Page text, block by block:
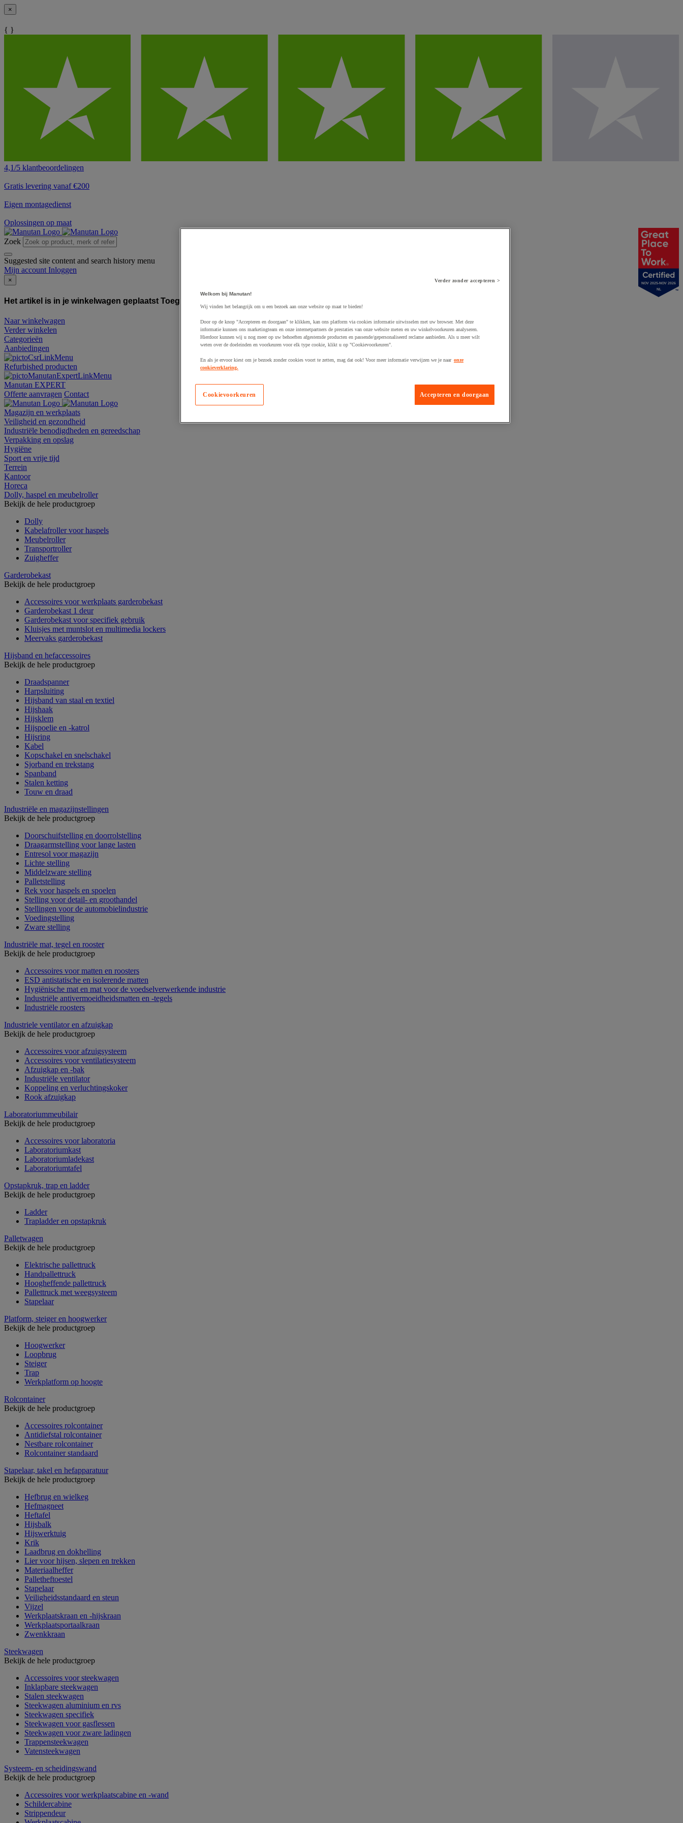
×
{ }
4,1/5 klantbeoordelingen
Gratis levering vanaf €200
Eigen montagedienst
Oplossingen op maat
Zoek
Suggested site content and search history menu
Mijn account Inloggen
×
Het artikel is in je winkelwagen geplaatst Toegevoegd aan winkelwagen
Naar winkelwagen
Verder winkelen
Categorieën
Aanbiedingen
Refurbished producten
Manutan EXPERT
Offerte aanvragen Contact
Magazijn en werkplaats
Veiligheid en gezondheid
Industriële benodigdheden en gereedschap
Verpakking en opslag
Hygiëne
Sport en vrije tijd
Terrein
Kantoor
Horeca
Dolly, haspel en meubelroller
Bekijk de hele productgroep
Dolly
Kabelafroller voor haspels
Meubelroller
Transportroller
Zuigheffer
Garderobekast
Bekijk de hele productgroep
Accessoires voor werkplaats garderobekast
Garderobekast 1 deur
Garderobekast voor specifiek gebruik
Kluisjes met muntslot en multimedia lockers
Meervaks garderobekast
Hijsband en hefaccessoires
Bekijk de hele productgroep
Draadspanner
Harpsluiting
Hijsband van staal en textiel
Hijshaak
Hijsklem
Hijspoelie en -katrol
Hijsring
Kabel
Kopschakel en snelschakel
Sjorband en trekstang
Spanband
Stalen ketting
Touw en draad
Industriële en magazijnstellingen
Bekijk de hele productgroep
Doorschuifstelling en doorrolstelling
Draagarmstelling voor lange lasten
Entresol voor magazijn
Lichte stelling
Middelzware stelling
Palletstelling
Rek voor haspels en spoelen
Stelling voor detail- en groothandel
Stellingen voor de automobielindustrie
Voedingstelling
Zware stelling
Industriële mat, tegel en rooster
Bekijk de hele productgroep
Accessoires voor matten en roosters
ESD antistatische en isolerende matten
Hygiënische mat en mat voor de voedselverwerkende industrie
Industriële antivermoeidheidsmatten en -tegels
Industriële roosters
Industriele ventilator en afzuigkap
Bekijk de hele productgroep
Accessoires voor afzuigsysteem
Accessoires voor ventilatiesysteem
Afzuigkap en -bak
Industriële ventilator
Koppeling en verluchtingskoker
Rook afzuigkap
Laboratoriummeubilair
Bekijk de hele productgroep
Accessoires voor laboratoria
Laboratoriumkast
Laboratoriumladekast
Laboratoriumtafel
Opstapkruk, trap en ladder
Bekijk de hele productgroep
Ladder
Trapladder en opstapkruk
Palletwagen
Bekijk de hele productgroep
Elektrische pallettruck
Handpallettruck
Hoogheffende pallettruck
Pallettruck met weegsysteem
Stapelaar
Platform, steiger en hoogwerker
Bekijk de hele productgroep
Hoogwerker
Loopbrug
Steiger
Trap
Werkplatform op hoogte
Rolcontainer
Bekijk de hele productgroep
Accessoires rolcontainer
Antidiefstal rolcontainer
Nestbare rolcontainer
Rolcontainer standaard
Stapelaar, takel en hefapparatuur
Bekijk de hele productgroep
Hefbrug en wielkeg
Hefmagneet
Heftafel
Hijsbalk
Hijswerktuig
Krik
Laadbrug en dokhelling
Lier voor hijsen, slepen en trekken
Materiaalheffer
Palletheftoestel
Stapelaar
Veiligheidsstandaard en steun
Vijzel
Werkplaatskraan en -hijskraan
Werkplaatsportaalkraan
Zwenkkraan
Steekwagen
Bekijk de hele productgroep
Accessoires voor steekwagen
Inklapbare steekwagen
Stalen steekwagen
Steekwagen aluminium en rvs
Steekwagen specifiek
Steekwagen voor gasflessen
Steekwagen voor zware ladingen
Trappensteekwagen
Vatensteekwagen
Systeem- en scheidingswand
Bekijk de hele productgroep
Accessoires voor werkplaatscabine en -wand
Schildercabine
Strippendeur
NOV 2025-NOV 2026
NL
Verder zonder accepteren >
Welkom bij Manutan!
Wij vinden het belangrijk om u een bezoek aan onze website op maat te bieden!
Door op de knop "Accepteren en doorgaan" te klikken, kan ons platform via cookies informatie uitwisselen met uw browser. Met deze
informatie kunnen ons marketingteam en onze internetpartners de prestaties van onze website meten en uw winkelvoorkeuren analyseren.
Hierdoor kunnen wij u nog meer op uw behoeften afgestemde producten en passende/gepersonaliseerd reclame aanbieden. Als u meer wilt
weten over de doeleinden en voorkeuren voor elk type cookie, klikt u op "Cookievoorkeuren".
En als je ervoor kiest om je bezoek zonder cookies voort te zetten, mag dat ook! Voor meer informatie verwijzen we je naar onze
cookieverklaring.
Accepteren en doorgaan
Cookievoorkeuren